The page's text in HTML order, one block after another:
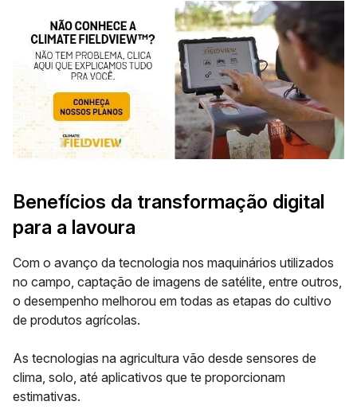
Benefícios da transformação digital
para a lavoura
Com o avanço da tecnologia nos maquinários utilizados
no campo, captação de imagens de satélite, entre outros,
o desempenho melhorou em todas as etapas do cultivo
de produtos agrícolas.
As tecnologias na agricultura vão desde sensores de
clima, solo, até aplicativos que te proporcionam
estimativas.